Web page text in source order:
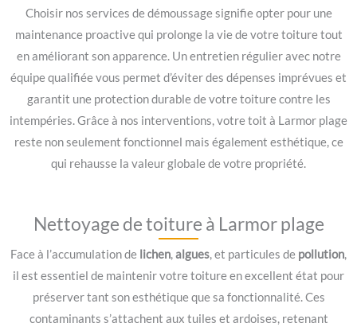
Choisir nos services de démoussage signifie opter pour une
maintenance proactive qui prolonge la vie de votre toiture tout
en améliorant son apparence. Un entretien régulier avec notre
équipe qualifiée vous permet d’éviter des dépenses imprévues et
garantit une protection durable de votre toiture contre les
intempéries. Grâce à nos interventions, votre toit à Larmor plage
reste non seulement fonctionnel mais également esthétique, ce
qui rehausse la valeur globale de votre propriété.
Nettoyage de toiture à Larmor plage
Face à l’accumulation de lichen,algues, et particules de pollution,
il est essentiel de maintenir votre toiture en excellent état pour
préserver tant son esthétique que sa fonctionnalité. Ces
contaminants s’attachent aux tuiles et ardoises, retenant